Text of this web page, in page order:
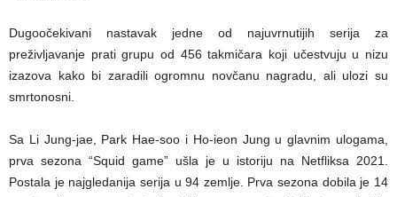
Dugoočekivani nastavak jedne od najuvrnutijih serija za
preživljavanje prati grupu od 456 takmičara koji učestvuju u nizu
izazova kako bi zaradili ogromnu novčanu nagradu, ali ulozi su
smrtonosni.
Sa Li Jung-jae, Park Hae-soo i Ho-ieon Jung u glavnim ulogama,
prva sezona “Squid game” ušla je u istoriju na Netfliksa 2021.
Postala je najgledanija serija u 94 zemlje. Prva sezona dobila je 14